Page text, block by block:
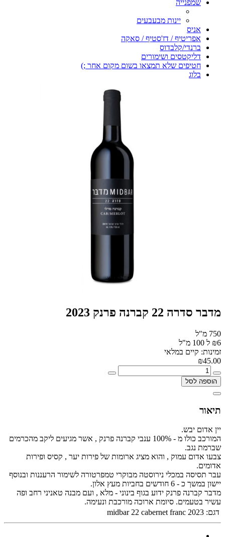
שמפנייה
יינות מבעבעים
אניס
אפריטיף / דז'סטיף / סאקה
ברנדי/קלבדוס
דליקטסים ושימורים
חטיפים שלא תמצאו בשום מקום אחר ;)
בלוג
מדבר סדרה 22 קברנה פרנק 2023
750 מ"ל
₪6 ל 100 מ"ל
זמינות: קיים במלאי
₪45.00
הוספה לסל
תיאור
יין אדום יבש.
המורכב כולו מ - 100% ענבי קברנה פרנק , אשר מגיעים ליקב מהכרמים
שברמת נגב.
צבעו אדום עמוק , והוא מציג ארומות של פירות יער , קסיס ופירות
אדומים.
עבר תסיסה במכלי נירוסטה מבוקרי טמפרטורה לשימור הרעננות ובנוסף
יישון במשך כ - 6 חודשים בחביות מעץ אלון.
מדבר קברנה פרנק ידוע בגוף בינוני - מלא , ועם מבנה טאניני רחב ופה
עשיר בטעמים. סיומת ארוכה מורכבת ונעימה.
דגם: midbar 22 cabernet franc 2023